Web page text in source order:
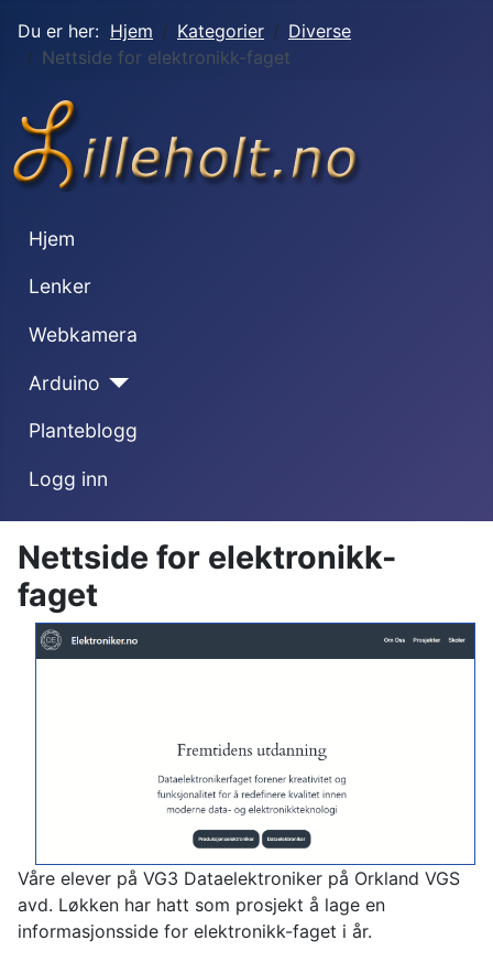
Du er her: Hjem Kategorier
Diverse
Nettside for elektronikk-faget
Hjem
Lenker
Webkamera
Arduino
Planteblogg
Logg inn
Nettside for elektronikk-
faget
Våre elever på VG3 Dataelektroniker på Orkland VGS
avd. Løkken har hatt som prosjekt å lage en
informasjonsside for elektronikk-faget i år.